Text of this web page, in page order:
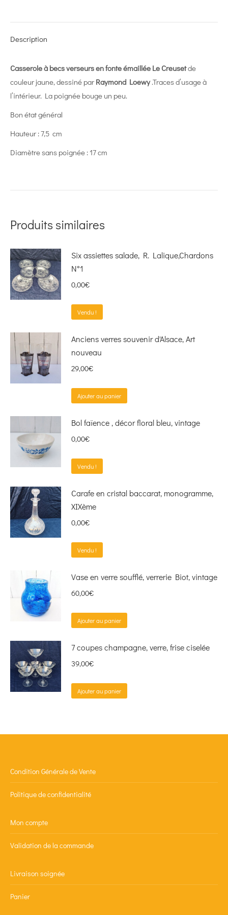
Description
Casserole à becs verseurs en fonte émaillée Le Creusetde
couleur jaune, dessiné par Raymond Loewy.Traces d’usage à
l’intérieur. La poignée bouge un peu.
Bon état général
Hauteur : 7,5 cm
Diamètre sans poignée : 17 cm
Produits similaires
Six assiettes salade, R. Lalique,Chardons
N°1
0,00€
Vendu !
Anciens verres souvenir d'Alsace, Art
nouveau
29,00€
Ajouter au panier
Bol faïence , décor floral bleu, vintage
0,00€
Vendu !
Carafe en cristal baccarat, monogramme,
XIXème
0,00€
Vendu !
Vase en verre soufflé, verrerie Biot, vintage
60,00€
Ajouter au panier
7 coupes champagne, verre, frise ciselée
39,00€
Ajouter au panier
Condition Générale de Vente
Politique de confidentialité
Mon compte
Validation de la commande
Livraison soignée
Panier